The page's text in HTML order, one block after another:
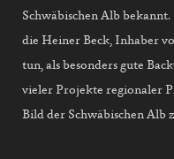
Schwäbischen Alb
die Heiner Beck, Inhaber
tun, als besonders gute
vieler Projekte regionaler
Bild der Schwäbischen Alb